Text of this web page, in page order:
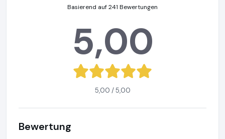
Basierend auf 241 Bewertungen
5,00
5,00 / 5,00
Bewertung